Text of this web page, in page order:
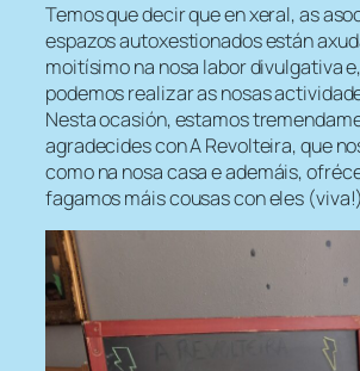
Temos que decir que en xeral, as
espazos autoxestionados están
moitísimo na nosa labor divulgativa
podemos realizar as nosas
Nesta ocasión, estamos
agradecides con A Revolteira, que
como na nosa casa e ademáis,
fagamos máis cousas con eles